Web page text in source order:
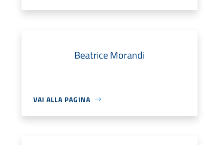
Beatrice Morandi
VAI ALLA PAGINA